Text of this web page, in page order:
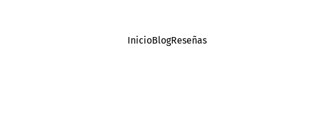
InicioBlogReseñas